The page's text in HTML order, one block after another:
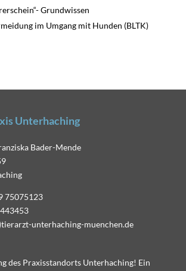
Grundwissen
im Umgang mit Hunden (BLTK)
Unterhaching
Bader-Mende
75075123
unterhaching-muenchen.de
des Praxisstandorts Unterhaching! Ein